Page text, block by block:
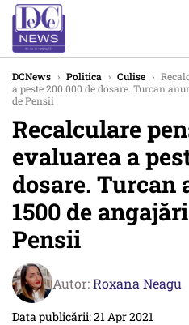
DCNews › Politica › Culise ›
a peste 200.000 de dosare. Turcan
de Pensii
Recalculare
evaluarea a
dosare. Turcan
1500 de
Pensii
Autor:Roxana Neagu
Data publicării: 21 Apr 2021